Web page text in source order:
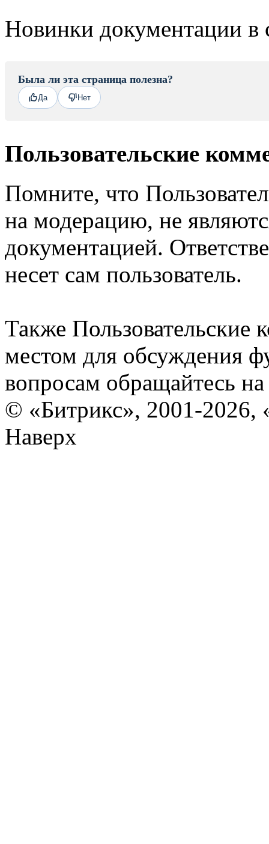
Новинки документации в
Была ли эта страница полезна?
Да Нет
Пользовательские
Помните, что
на модерацию, не
документацией.
несет сам пользователь.
Также Пользовательские
местом для обсуждения
вопросам обращайтесь
© «Битрикс», 2001-2026,
Наверх